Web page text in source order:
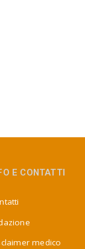
E CONTATTI
medico